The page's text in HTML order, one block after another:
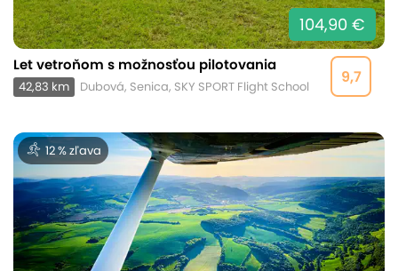
104,90 €
9,7
Let vetroňom s možnosťou pilotovania
42,83 km Dubová, Senica, SKY SPORT Flight School
12 % zľava